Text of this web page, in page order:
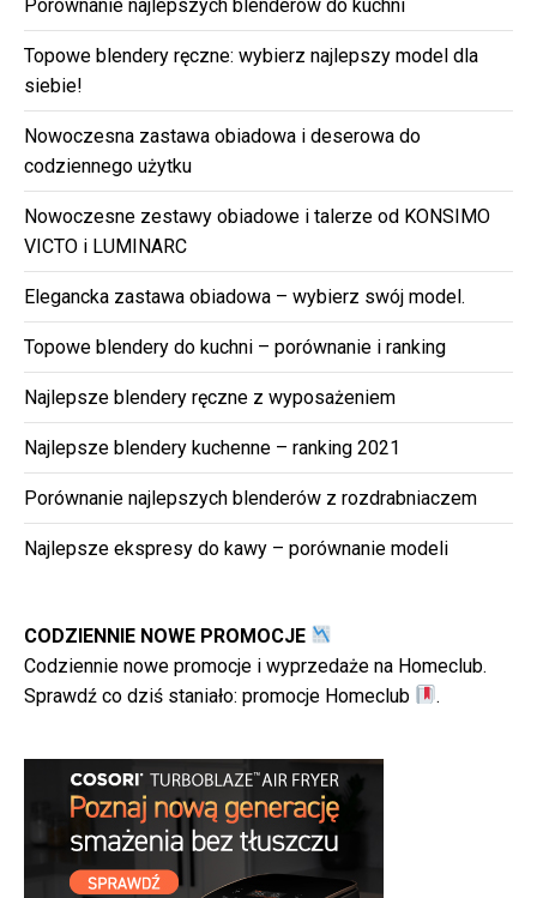
Porównanie najlepszych blenderów do kuchni
Topowe blendery ręczne: wybierz najlepszy model dla
siebie!
Nowoczesna zastawa obiadowa i deserowa do
codziennego użytku
Nowoczesne zestawy obiadowe i talerze od KONSIMO
VICTO i LUMINARC
Elegancka zastawa obiadowa – wybierz swój model.
Topowe blendery do kuchni – porównanie i ranking
Najlepsze blendery ręczne z wyposażeniem
Najlepsze blendery kuchenne – ranking 2021
Porównanie najlepszych blenderów z rozdrabniaczem
Najlepsze ekspresy do kawy – porównanie modeli
CODZIENNIE NOWE PROMOCJE
Codziennie nowe promocje i wyprzedaże na Homeclub.
Sprawdź co dziś staniało: promocje Homeclub .